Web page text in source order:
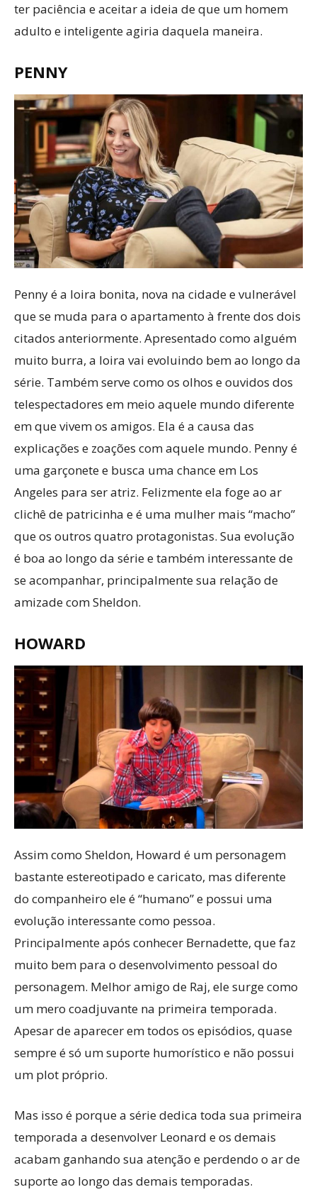
ter paciência e aceitar a ideia de que um homem
adulto e inteligente agiria daquela maneira.
PENNY
Penny é a loira bonita, nova na cidade e vulnerável
que se muda para o apartamento à frente dos dois
citados anteriormente. Apresentado como alguém
muito burra, a loira vai evoluindo bem ao longo da
série. Também serve como os olhos e ouvidos dos
telespectadores em meio aquele mundo diferente
em que vivem os amigos. Ela é a causa das
explicações e zoações com aquele mundo. Penny é
uma garçonete e busca uma chance em Los
Angeles para ser atriz. Felizmente ela foge ao ar
clichê de patricinha e é uma mulher mais “macho”
que os outros quatro protagonistas. Sua evolução
é boa ao longo da série e também interessante de
se acompanhar, principalmente sua relação de
amizade com Sheldon.
HOWARD
Assim como Sheldon, Howard é um personagem
bastante estereotipado e caricato, mas diferente
do companheiro ele é “humano” e possui uma
evolução interessante como pessoa.
Principalmente após conhecer Bernadette, que faz
muito bem para o desenvolvimento pessoal do
personagem. Melhor amigo de Raj, ele surge como
um mero coadjuvante na primeira temporada.
Apesar de aparecer em todos os episódios, quase
sempre é só um suporte humorístico e não possui
um plot próprio.
Mas isso é porque a série dedica toda sua primeira
temporada a desenvolver Leonard e os demais
acabam ganhando sua atenção e perdendo o ar de
suporte ao longo das demais temporadas.